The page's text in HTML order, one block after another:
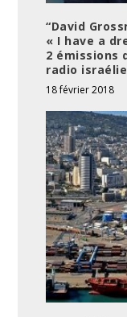
“David
« I have a
2 émissions
radio
18 février 2018